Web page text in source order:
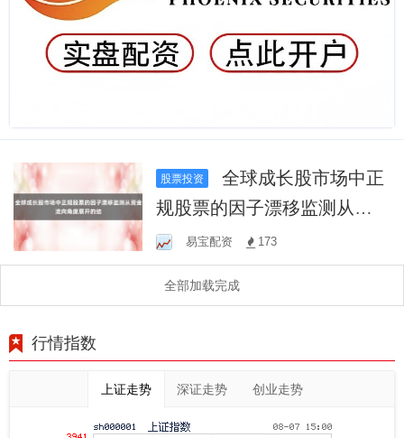
股票投资
全球成长股市场中正
规股票的因子漂移监测从资
金流向角度展开的结
易宝配资 173
全部加载完成
行情指数
上证走势 深证走势 创业走势